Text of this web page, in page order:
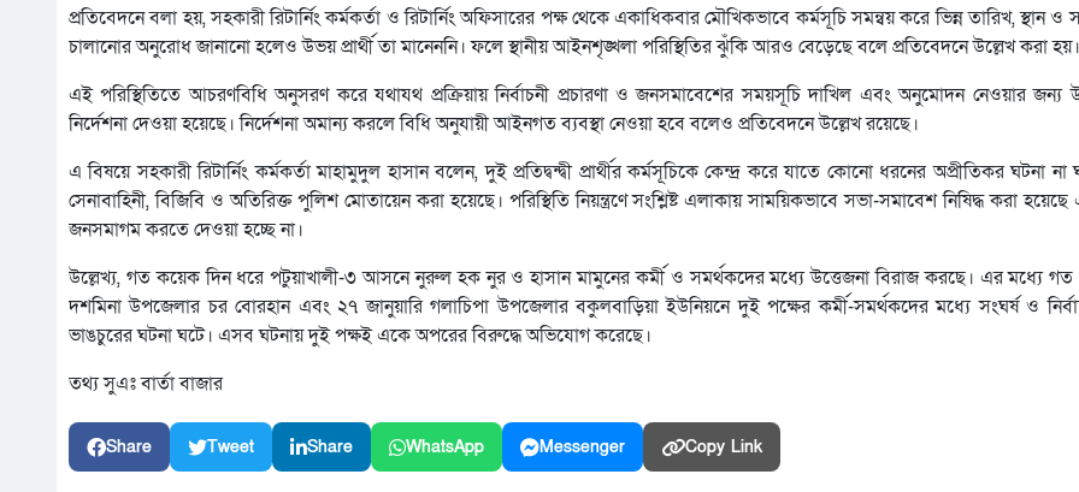
প্রতিবেদনে বলা হয়, সহকারী রিটার্নিং কর্মকর্তা ও রিটার্নিং অফিসারের পক্ষ থেকে একাধিকবার মৌখিকভাবে কর্মসূচি সমন্বয় করে ভিন্ন তারিখ, স্থান ও
চালানোর অনুরোধ জানানো হলেও উভয় প্রার্থী তা মানেননি। ফলে স্থানীয় আইনশৃঙ্খলা পরিস্থিতির ঝুঁকি আরও বেড়েছে বলে প্রতিবেদনে উল্লেখ করা হয়।
এই পরিস্থিতিতে আচরণবিধি অনুসরণ করে যথাযথ প্রক্রিয়ায় নির্বাচনী প্রচারণা ও জনসমাবেশের সময়সূচি দাখিল এবং অনুমোদন নেওয়ার জন্য
নির্দেশনা দেওয়া হয়েছে। নির্দেশনা অমান্য করলে বিধি অনুযায়ী আইনগত ব্যবস্থা নেওয়া হবে বলেও প্রতিবেদনে উল্লেখ রয়েছে।
এ বিষয়ে সহকারী রিটার্নিং কর্মকর্তা মাহামুদুল হাসান বলেন, দুই প্রতিদ্বন্দ্বী প্রার্থীর কর্মসূচিকে কেন্দ্র করে যাতে কোনো ধরনের অপ্রীতিকর ঘটনা
সেনাবাহিনী, বিজিবি ও অতিরিক্ত পুলিশ মোতায়েন করা হয়েছে। পরিস্থিতি নিয়ন্ত্রণে সংশ্লিষ্ট এলাকায় সাময়িকভাবে সভা-সমাবেশ নিষিদ্ধ করা
জনসমাগম করতে দেওয়া হচ্ছে না।
উল্লেখ্য, গত কয়েক দিন ধরে পটুয়াখালী-৩ আসনে নুরুল হক নুর ও হাসান মামুনের কর্মী ও সমর্থকদের মধ্যে উত্তেজনা বিরাজ করছে। এর মধ্যে গত
দশমিনা উপজেলার চর বোরহান এবং ২৭ জানুয়ারি গলাচিপা উপজেলার বকুলবাড়িয়া ইউনিয়নে দুই পক্ষের কর্মী-সমর্থকদের মধ্যে সংঘর্ষ ও
ভাঙচুরের ঘটনা ঘটে। এসব ঘটনায় দুই পক্ষই একে অপরের বিরুদ্ধে অভিযোগ করেছে।
তথ্য সুএঃ বার্তা বাজার
Share Tweet Share WhatsApp Messenger Copy Link